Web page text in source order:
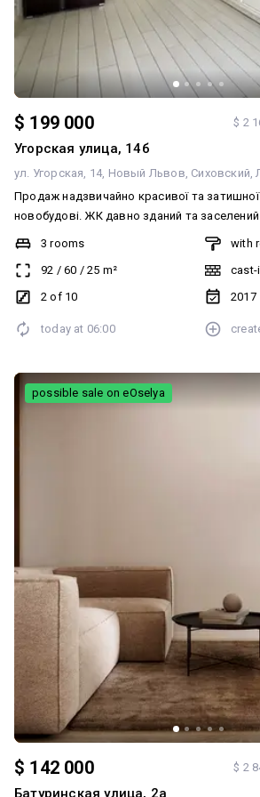
$ 199 000 $ 2
Угорская улица, 14б
ул. Угорская, 14 Новый Львов Сиховский
Продаж надзвичайно красивої та затишної
новобудові. ЖК давно зданий та заселений
ремонт Затишна квартира в новобудові по
Затишний двір Будинок зданий та заселений Ліфт.
Поверх 2 з 10 Вікна на 2 сторони: південна та східна Дитячий
майданчик. Квартира з стильним дизайном Якісний ремонт. Вся
духова шафа; - мікрохвильова; -
доросла спальня та дитяча Закрита лоджія Велика
вітальня Санвузол (суміжний) Швидкісний інтернет.
(двохконтурний котел) Підігрів підлоги (зонований)
3 rooms
92 / 60 / 25 m²
2 of 10
with
cast-
2017
today at 06:00
$ 142 000 $ 2
Батуринская улица, 2а
possible sale on eOselya